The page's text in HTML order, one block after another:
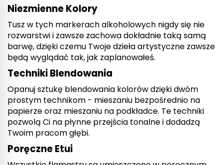
Niezmienne Kolory
Tusz w tych markerach alkoholowych nigdy się nie
rozwarstwi i zawsze zachowa dokładnie taką samą
barwę, dzięki czemu Twoje dzieła artystyczne zawsze
będą wyglądać tak, jak zaplanowałeś.
Techniki Blendowania
Opanuj sztukę blendowania kolorów dzięki dwóm
prostym technikom - mieszaniu bezpośrednio na
papierze oraz mieszaniu na podkładce. Te techniki
pozwolą Ci na płynne przejścia tonalne i dodadzą
Twoim pracom głębi.
Poręczne Etui